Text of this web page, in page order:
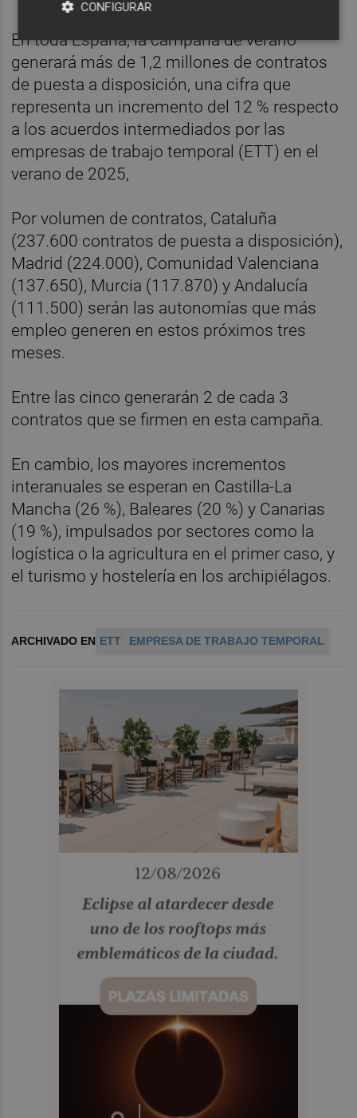
En toda España, la campaña de verano
generará más de 1,2 millones de contratos
de puesta a disposición, una cifra que
representa un incremento del 12 % respecto
a los acuerdos intermediados por las
empresas de trabajo temporal (ETT) en el
verano de 2025,
Por volumen de contratos, Cataluña
(237.600 contratos de puesta a disposición),
Madrid (224.000), Comunidad Valenciana
(137.650), Murcia (117.870) y Andalucía
(111.500) serán las autonomías que más
empleo generen en estos próximos tres
meses.
Entre las cinco generarán 2 de cada 3
contratos que se firmen en esta campaña.
En cambio, los mayores incrementos
interanuales se esperan en Castilla-La
Mancha (26 %), Baleares (20 %) y Canarias
(19 %), impulsados por sectores como la
logística o la agricultura en el primer caso, y
el turismo y hostelería en los archipiélagos.
ARCHIVADO EN ETT EMPRESA DE TRABAJO TEMPORAL
CONFIGURAR